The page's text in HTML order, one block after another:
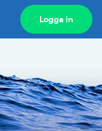
Visa
sökfält
Logga in